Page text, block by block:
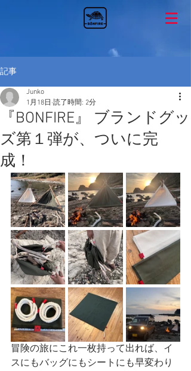
記事
『BONFIRE』 ブランドグッ
ズ第１弾が、ついに完
成！
Junko
1月18日 読了時間: 2分
冒険の旅にこれ一枚持って出れば、イ
スにもバッグにもシートにも早変わり